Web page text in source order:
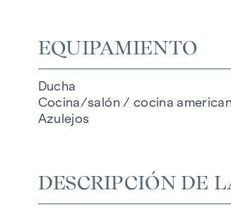
EQUIPAMIENTO
Ducha
Cocina/salón / cocina
Azulejos
DESCRIPCIÓN DE